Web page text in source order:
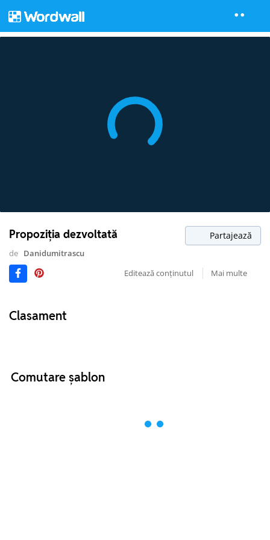
Propoziția dezvoltată Partajează
de Danidumitrascu
Editează conținutul
Mai multe
Clasament
Comutare șablon